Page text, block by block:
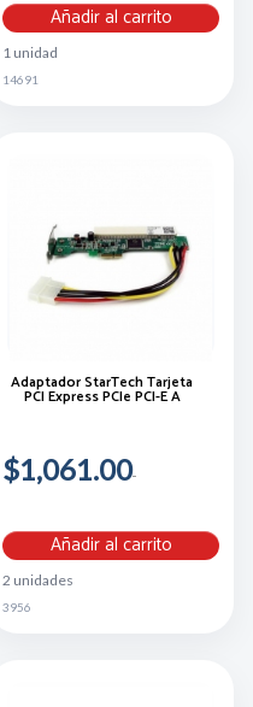
Añadir al carrito
1 unidad
14691
Adaptador StarTech Tarjeta
PCI Express PCIe PCI-E A
$1,061.00
Añadir al carrito
2 unidades
3956